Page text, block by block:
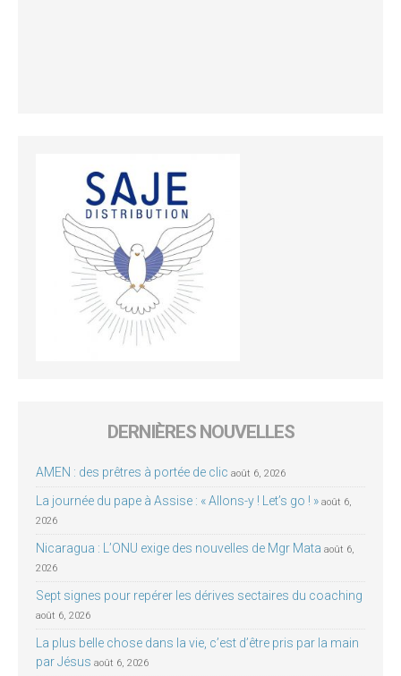
DERNIÈRES NOUVELLES
AMEN : des prêtres à portée de clic août 6, 2026
La journée du pape à Assise : « Allons-y ! Let’s go ! » août 6,
2026
Nicaragua : L’ONU exige des nouvelles de Mgr Mata août 6,
2026
Sept signes pour repérer les dérives sectaires du coaching
août 6, 2026
La plus belle chose dans la vie, c’est d’être pris par la main
par Jésus août 6, 2026